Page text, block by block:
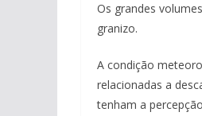
Os grandes
granizo.
A condição
relacionadas a
tenham a